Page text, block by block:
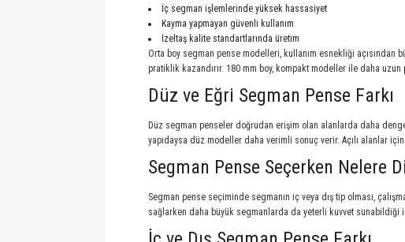
İç segman işlemlerinde yüksek hassasiyet
Kayma yapmayan güvenli kullanım
İzeltaş kalite standartlarında üretim
Orta boy segman pense modelleri, kullanım esnekliği
pratiklik kazandırır. 180 mm boy, kompakt modeller ile daha
Düz ve Eğri Segman Pense Farkı
Düz segman penseler doğrudan erişim olan alanlarda daha
yapıdaysa düz modeller daha verimli sonuç verir. Açılı alanlar için
Segman Pense Seçerken Nelere
Segman pense seçiminde segmanın iç veya dış tip olması,
sağlarken daha büyük segmanlarda da yeterli kuvvet sunabildiği